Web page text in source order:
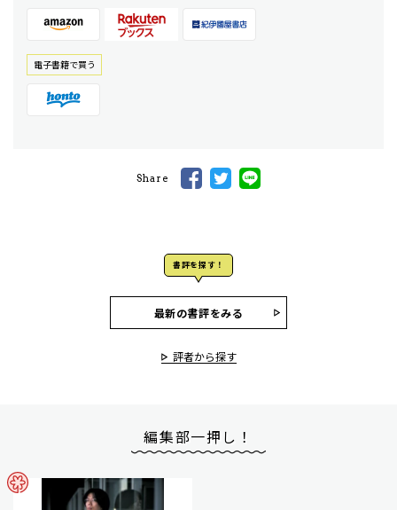
電⼦書籍で買う
Share
書評を探す！
最新の書評をみる
評者から探す
編集部一押し！